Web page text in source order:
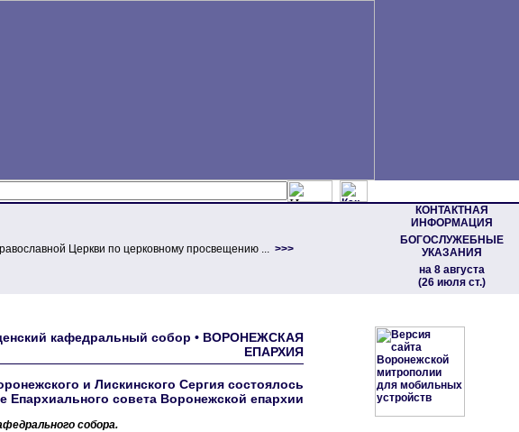
КОНТАКТНАЯ
ИНФОРМАЦИЯ
БОГОСЛУЖЕБНЫЕ
УКАЗАНИЯ
на 8 августа
(26 июля ст.)
Церкви по церковному просвещению ... >>>
кафедральный собор • ВОРОНЕЖСКАЯ
ЕПАРХИЯ
и Лискинского Сергия состоялось
Епархиального совета Воронежской епархии
собора.